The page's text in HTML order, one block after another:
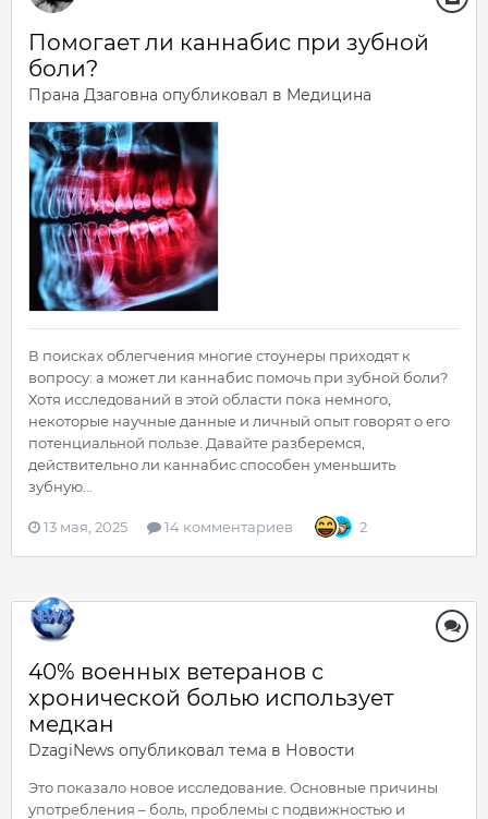
Помогает ли каннабис при зубной
боли?
Прана Дзаговна опубликовал в Медицина
В поисках облегчения многие стоунеры приходят к
вопросу: а может ли каннабис помочь при зубной боли?
Хотя исследований в этой области пока немного,
некоторые научные данные и личный опыт говорят о его
потенциальной пользе. Давайте разберемся,
действительно ли каннабис способен уменьшить
зубную...
13 мая, 2025 14 комментариев 2
40% военных ветеранов с
хронической болью использует
медкан
DzagiNews опубликовал тема в Новости
Это показало новое исследование. Основные причины
употребления – боль, проблемы с подвижностью и